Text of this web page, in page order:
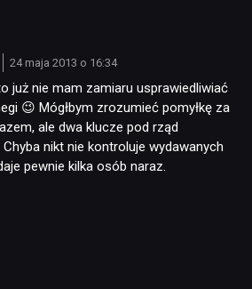
24 maja 2013 o 16:34
już nie mam zamiaru usprawiedliwiać
😉 Mógłbym zrozumieć pomyłkę za
ale dwa klucze pod rząd
nikt nie kontroluje wydawanych
pewnie kilka osób naraz.